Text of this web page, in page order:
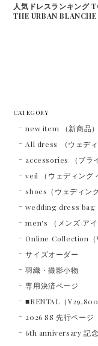
人気ドレスランキング
THE URBAN BLANCHE
CATEGORY
new item （新商品）
All dress (ウェディ
accessories （ブラ
veil （ウェディング
shoes（ウェディン
wedding dress bag
men's （メンズ アイ
Online Collection（
サイズオーダー
羽織・撮影小物
専用決済ページ
■RENTAL（¥29,800
2026 SS 先行ページ
6th anniversary 記